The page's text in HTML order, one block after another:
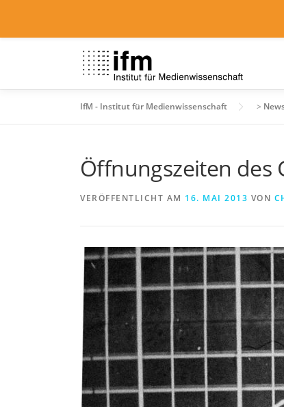
IfM - Institut für Medienwissenschaft >
Öffnungszeiten des
VERÖFFENTLICHT AM 16. MAI 2013 VON